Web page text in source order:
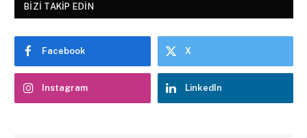
BIZI TAKIP EDIN
Facebook X
Instagram LinkedIn